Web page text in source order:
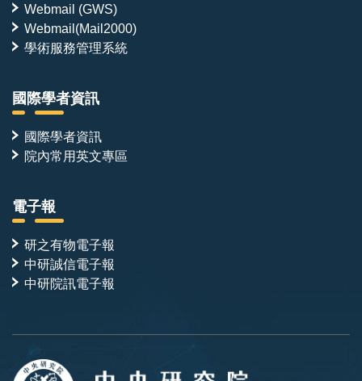
Webmail (GWS)
Webmail(Mail2000)
學術服務管理系統
國際學者資訊
國際學者資訊
院內常用英文專區
電子報
研之有物電子報
中研誠信電子報
中研院訊電子報